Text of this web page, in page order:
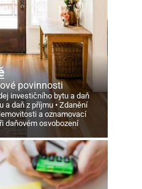
povinnosti
investičního bytu a daň
a daň z příjmu
Zdanění
a oznamovací
daňovém osvobození